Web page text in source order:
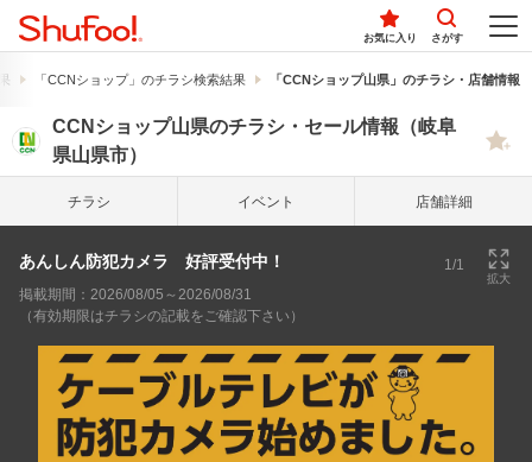
お気に入り さがす
「CCNショップ」のチラシ検索結果 「CCNショップ山県」のチラシ・店舗情報
CCNショップ山県のチラシ・セール情報（岐阜
県山県市）
チラシ イベント 店舗詳細
あんしん防犯カメラ 好評受付中！ 1/1
拡大
掲載期間：2026/08/05～2026/08/31
（有効期限はチラシの記載をご確認下さい）